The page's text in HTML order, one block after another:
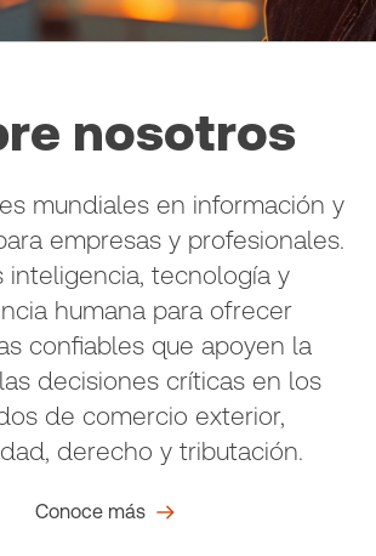
nosotros
mundiales en información y
empresas y profesionales.
inteligencia, tecnología y
humana para ofrecer
confiables que apoyen la
decisiones críticas en los
de comercio exterior,
derecho y tributación.
Conoce más